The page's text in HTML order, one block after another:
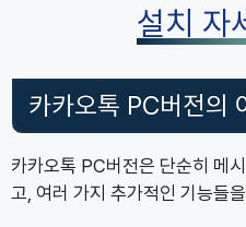
설치 자
카카오톡 PC버전의
카카오톡 PC버전은 단순히 메
고, 여러 가지 추가적인 기능들